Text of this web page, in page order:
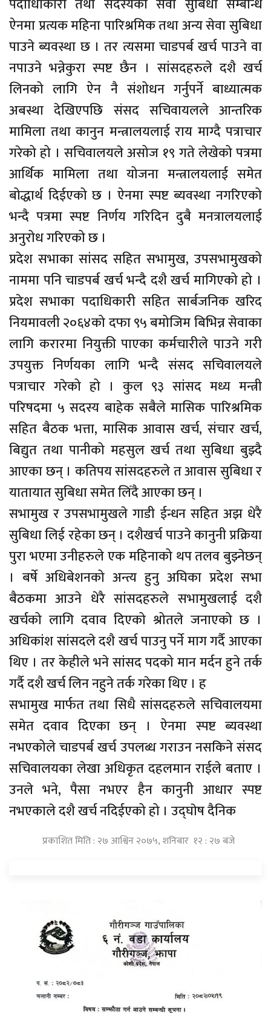
ऐनमा प्रत्यक महिना पारिश्रमिक तथा अन्य सेवा सुबिधा
पाउने ब्यवस्था छ । तर त्यसमा चाडपर्ब खर्च पाउने वा
नपाउने भन्नेकुरा स्पष्ट छैन । सांसदहरुले दशै खर्च
लिनको लागि ऐन नै संशोधन गर्नुपर्ने बाध्यात्मक
अबस्था देखिएपछि संसद सचिवायलले आन्तरिक
मामिला तथा कानुन मन्त्रालयलाई राय माग्दै पत्राचार
गरेको हो । सचिवालयले असोज १९ गते लेखेको पत्रमा
आर्थिक मामिला तथा योजना मन्त्रालयलाई समेत
बोद्धार्थ दिईएको छ । ऐनमा स्पष्ट ब्यवस्था नगरिएको
भन्दै पत्रमा स्पष्ट निर्णय गरिदिन दुबै मनत्रालयलाई
अनुरोध गरिएको छ ।
प्रदेश सभाका सांसद सहित सभामुख, उपसभामुखको
नाममा पनि चाडपर्ब खर्च भन्दै दशै खर्च मागिएको हो ।
प्रदेश सभाका पदाधिकारी सहित सार्बजनिक खरिद
नियमावली २०६४को दफा ९५ बमोजिम बिभिन्न सेवाका
लागि करारमा नियुक्ती पाएका कर्मचारीले पाउने गरी
उपयुक्त निर्णयका लागि भन्दै संसद सचिवालयले
पत्राचार गरेको हो । कुल ९३ सांसद मध्य मन्त्री
परिषदमा ५ सदस्य बाहेक सबैले मासिक पारिश्रमिक
सहित बैठक भत्ता, मासिक आवास खर्च, संचार खर्च,
बिद्युत तथा पानीको महसुल खर्च तथा सुबिधा बुझ्दै
आएका छन् । कतिपय सांसदहरुले त आवास सुबिधा र
यातायात सुबिधा समेत लिँदै आएका छन् ।
सभामुख र उपसभामुखले गाडी ईन्धन सहित अझ धेरै
सुबिधा लिई रहेका छन् । दशैखर्च पाउने कानुनी प्रक्रिया
पुरा भएमा उनीहरुले एक महिनाको थप तलव बुझ्नेछन्
। बर्षे अधिबेशनको अन्त्य हुनु अघिका प्रदेश सभा
बैठकमा आउने धेरै सांसदहरुले सभामुखलाई दशै
खर्चको लागि दवाव दिएको श्रोतले जनाएको छ ।
अधिकांश सांसदले दशै खर्च पाउनु पर्ने माग गर्दै आएका
थिए । तर केहीले भने सांसद पदको मान मर्दन हुने तर्क
गर्दै दशै खर्च लिन नहुने तर्क गरेका थिए । ह
सभामुख मार्फत तथा सिधै सांसदहरुले सचिवालयमा
समेत दवाव दिएका छन् । ऐनमा स्पष्ट ब्यवस्था
नभएकोले चाडपर्ब खर्च उपलब्ध गराउन नसकिने संसद
सचिवालयका लेखा अधिकृत दहलमान राईले बताए ।
उनले भने, पैसा नभएर हैन कानुनी आधार स्पष्ट
नभएकाले दशै खर्च नदिईएको हो । उद्घाेष दैनिक
प्रकाशित मिति : २७ आश्विन २०७५, शनिबार १२ : २७ बजे